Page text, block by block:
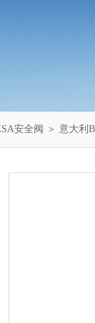
安全阀 ＞ 意大利